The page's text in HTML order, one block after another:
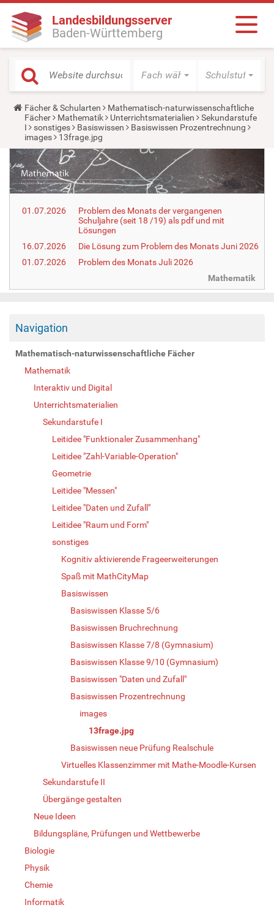
Landesbildungsserver
Baden-Württemberg
Fach wählen Schulstufe
Y
o
u
a
r
e
h
e
r
e
Fächer & Schularten
Mathematisch-naturwissenschaftliche
Fächer
Mathematik Unterrichtsmaterialien
Sekundarstufe
I
sonstiges Basiswissen
Basiswissen Prozentrechnung
images
13frage.jpg
01.07.2026
Problem des Monats der vergangenen
Schuljahre (seit 18 /19) als pdf und mit
Lösungen
16.07.2026
Die Lösung zum Problem des Monats Juni 2026
01.07.2026
Problem des Monats Juli 2026
Mathematik
Navigation
Mathematisch-naturwissenschaftliche Fächer
Mathematik
Interaktiv und Digital
Unterrichtsmaterialien
Sekundarstufe I
Leitidee "Funktionaler Zusammenhang"
Leitidee "Zahl-Variable-Operation"
Geometrie
Leitidee "Messen"
Leitidee "Daten und Zufall"
Leitidee "Raum und Form"
sonstiges
Kognitiv aktivierende Frageerweiterungen
Spaß mit MathCityMap
Basiswissen
Basiswissen Klasse 5/6
Basiswissen Bruchrechnung
Basiswissen Klasse 7/8 (Gymnasium)
Basiswissen Klasse 9/10 (Gymnasium)
Basiswissen "Daten und Zufall"
Basiswissen Prozentrechnung
images
13frage.jpg
Basiswissen neue Prüfung Realschule
Virtuelles Klassenzimmer mit Mathe-Moodle-Kursen
Sekundarstufe II
Übergänge gestalten
Neue Ideen
Bildungspläne, Prüfungen und Wettbewerbe
Biologie
Physik
Chemie
Informatik